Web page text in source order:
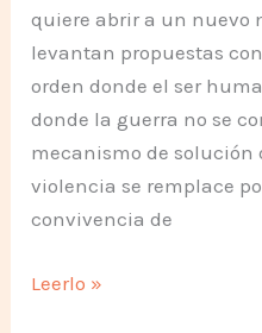
quiere abrir a un nuevo
levantan propuestas
orden donde el ser
donde la guerra no se
mecanismo de solución
violencia se remplace
convivencia de
Presidente
Leerlo »